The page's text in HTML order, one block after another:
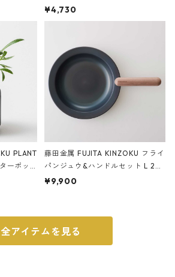
Station
石調 ideaco Umbrella Stand CUB
E ストーンサンドブラック
¥4,730
PLANT
ーポッ
藤田金属 FUJITA KINZOKU フライ
パンジュウ&ハンドルセット L 24c
m ガス火・IH対応 鉄フライパン
¥9,900
全アイテムを見る